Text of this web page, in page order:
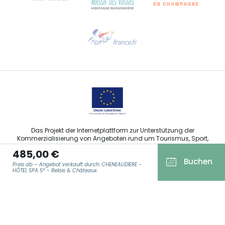
485,00 €
Preis ab – Angebot verkauft durch: CHENEAUDIÈRE -
HÔTEL SPA 5* - Relais & Châteaux
Buchen
Sprechen Sie uns per E-Mail an
Das Projekt der Internetplattform zur Unterstützung der
Kommerzialisierung von Angeboten rund um Tourismus, Sport,
Kultur und Weintourismus in der Region Grand Est wurde im
Rahmen der Maßnahmen der Europäischen Union zur
Abfederung der COVID-19-Pandemie vom Europäischen Fonds
für regionale Entwicklung (EFRE) finanziert.